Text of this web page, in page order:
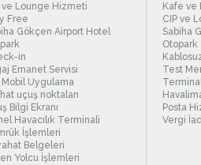
ve Lounge Hizmeti
Free
Gökçen Airport Hotel
in
Emanet Servisi
Mobil Uygulama
hat uçuş noktaları
Bilgi Ekranı
Havacılık Terminali
İşlemleri
Belgeleri
Yolcu İşlemleri
Kafe ve
CIP ve
Sabiha
Otopark
Test
Posta
Vergi